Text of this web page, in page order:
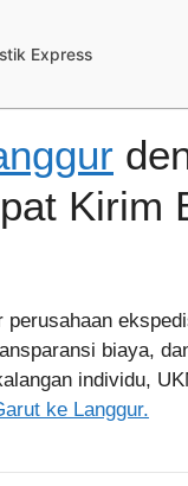
Express
Kirim
biaya,
individu,
ke Langgur.